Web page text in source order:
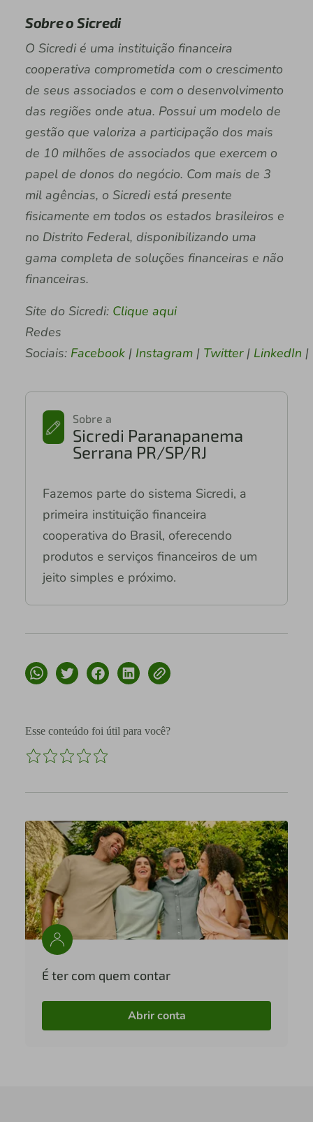
Sobre o Sicredi
O Sicredi é uma instituição financeira
cooperativa comprometida com o crescimento
de seus associados e com o desenvolvimento
das regiões onde atua. Possui um modelo de
gestão que valoriza a participação dos mais
de 10 milhões de associados que exercem o
papel de donos do negócio. Com mais de 3
mil agências, o Sicredi está presente
fisicamente em todos os estados brasileiros e
no Distrito Federal, disponibilizando uma
gama completa de soluções financeiras e não
financeiras.
Site do Sicredi:Clique aqui
Redes
Sociais:Facebook|Instagram|Twitter|LinkedIn |
Sobre a
Sicredi Paranapanema
Serrana PR/SP/RJ
Fazemos parte do sistema Sicredi, a
primeira instituição financeira
cooperativa do Brasil, oferecendo
produtos e serviços financeiros de um
jeito simples e próximo.
Esse conteúdo foi útil para você?
É ter com quem contar
Abrir conta